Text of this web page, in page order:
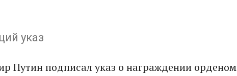
указ
Путин подписал указ о награждении орденом